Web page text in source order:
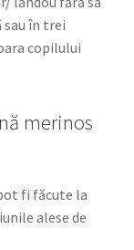
sau în trei
copilului
merinos
fi făcute la
alese de